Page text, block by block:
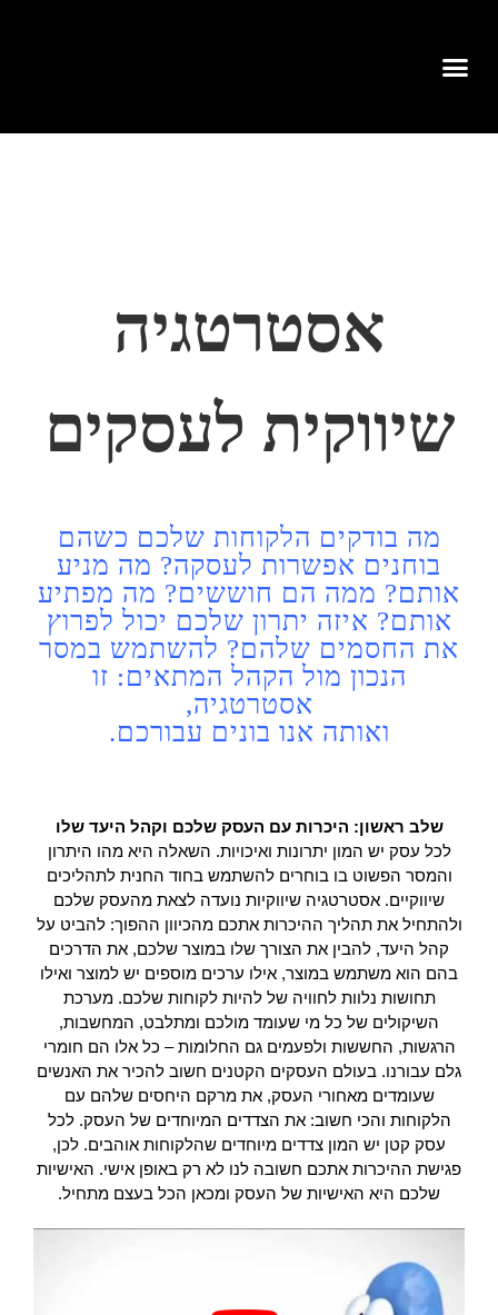
אסטרטגיה
שיווקית לעסקים
מה בודקים הלקוחות שלכם כשהם
בוחנים אפשרות לעסקה? מה מניע
אותם? ממה הם חוששים? מה מפתיע
אותם? איזה יתרון שלכם יכול לפרוץ
את החסמים שלהם? להשתמש במסר
הנכון מול הקהל המתאים: זו
אסטרטגיה,
ואותה אנו בונים עבורכם.
שלב ראשון: היכרות עם העסק שלכם וקהל היעד שלו
לכל עסק יש המון יתרונות ואיכויות. השאלה היא מהו היתרון
והמסר הפשוט בו בוחרים להשתמש בחוד החנית לתהליכים
שיווקיים. אסטרטגיה שיווקיות נועדה לצאת מהעסק שלכם
ולהתחיל את תהליך ההיכרות אתכם מהכיוון ההפוך: להביט על
קהל היעד, להבין את הצורך שלו במוצר שלכם, את הדרכים
בהם הוא משתמש במוצר, אילו ערכים מוספים יש למוצר ואילו
תחושות נלוות לחוויה של להיות לקוחות שלכם. מערכת
השיקולים של כל מי שעומד מולכם ומתלבט, המחשבות,
הרגשות, החששות ולפעמים גם החלומות – כל אלו הם חומרי
גלם עבורנו. בעולם העסקים הקטנים חשוב להכיר את האנשים
שעומדים מאחורי העסק, את מרקם היחסים שלהם עם
הלקוחות והכי חשוב: את הצדדים המיוחדים של העסק. לכל
עסק קטן יש המון צדדים מיוחדים שהלקוחות אוהבים. לכן,
פגישת ההיכרות אתכם חשובה לנו לא רק באופן אישי. האישיות
שלכם היא האישיות של העסק ומכאן הכל בעצם מתחיל.